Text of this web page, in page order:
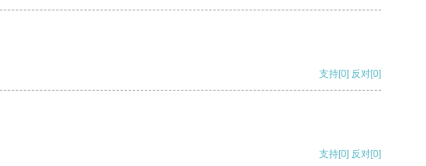
支持[0] 反对[0]
支持[0] 反对[0]